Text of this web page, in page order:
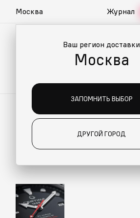
Москва
Ваш регион доставки
Москва
ЗАПОМНИТЬ ВЫБОР
ДРУГОЙ ГОРОД
Журнал
ДЛЯ ВАС